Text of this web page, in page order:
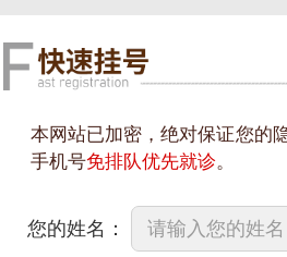
本网站已加密，绝对保证您的
手机号免排队优先就诊。
您的姓名：